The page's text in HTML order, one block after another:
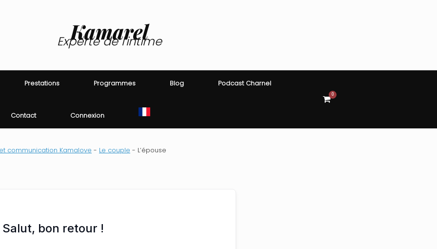
Kamarel
Experte de l'intime
Prestations Programmes Blog Podcast Charnel
Contact Connexion
View
shopping
0
communication Kamalove - Le couple - L’épouse
Salut, bon retour !